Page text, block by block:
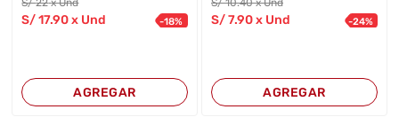
S/22 x Und
S/17.90 x Und -18%
AGREGAR
S/10.40 x Und
S/7.90x Und -24%
AGREGAR